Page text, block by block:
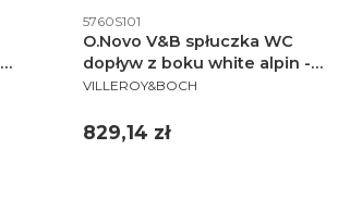
Kod produktu
5760S101
O.Novo V&B spłuczka WC
dopływ z boku white alpin -
5760 S1 01
PRODUCENT
VILLEROY&BOCH
Cena
829,14 zł